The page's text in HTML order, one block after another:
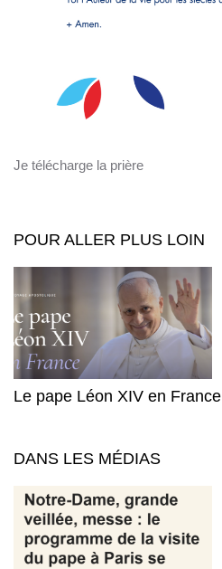
Je télécharge la prière
POUR ALLER PLUS LOIN
Le pape Léon XIV en France
DANS LES MÉDIAS